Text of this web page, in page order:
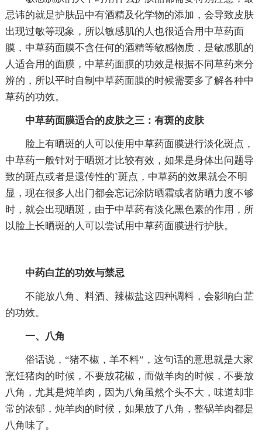
忌讳的就是护肤品中有酒精及化学物的添加，会导致皮肤
出现过敏等现象，所以敏感肌的人也很适合用中草药面
膜，中草药面膜不含任何的酒精等敏感物质，是敏感肌的
人适合用的面膜，中草药面膜的功效是根据不同草药来分
辨的，所以平时自制中草药面膜的时候需要多了解各种中
草药的功效。
中草药面膜适合的皮肤之三：有斑的皮肤
脸上有晒斑的人可以使用中草药面膜进行淡化斑点，
中草药一般针对于晒斑才比较有效，如果是身体出问题导
致的斑点或者是遗传性的`斑点，中草药的效果就会不明
显，现在很多人出门都会忘记涂防晒霜或者防晒力度不够
时，就会出现晒斑，由于中草药有淡化黑色素的作用，所
以脸上长晒斑的人可以尝试用中草药面膜进行护肤。
中药白芷的功效与禁忌
不能放八角、料酒、辣椒盐这四种调料，会影响白芷
的功效。
一、八角
俗话说，“猪不椒，羊不料”，这句话的意思就是大家
烹饪猪肉的时候，不要放花椒，而做羊肉的时候，不要放
八角，尤其是炖羊肉，因为八角虽然个头不大，味道却非
常的浓郁，炖羊肉的时候，如果放了八角，整锅羊肉都是
八角味了。